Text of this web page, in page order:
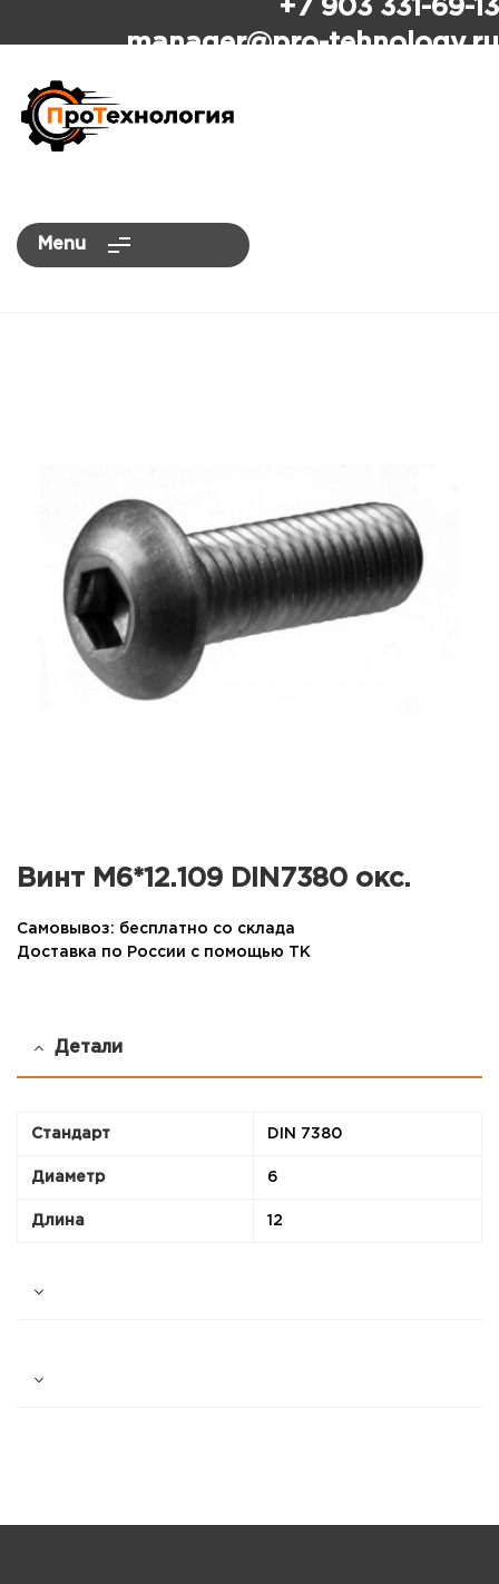
+7 903 331-69-13
manager@pro-tehnology.ru
Menu
Винт М6*12.109 DIN7380 окс.
Самовывоз: бесплатно со склада
Доставка по России с помощью ТК
Детали
Стандарт DIN 7380
Диаметр 6
Длина 12